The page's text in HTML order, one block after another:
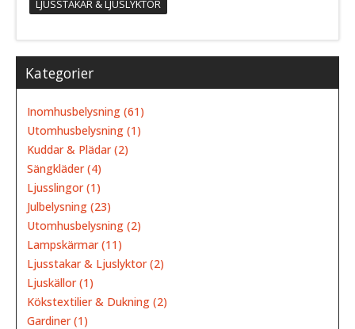
LJUSSTAKAR & LJUSLYKTOR
Kategorier
Inomhusbelysning (61)
Utomhusbelysning (1)
Kuddar & Plädar (2)
Sängkläder (4)
Ljusslingor (1)
Julbelysning (23)
Utomhusbelysning (2)
Lampskärmar (11)
Ljusstakar & Ljuslyktor (2)
Ljuskällor (1)
Kökstextilier & Dukning (2)
Gardiner (1)